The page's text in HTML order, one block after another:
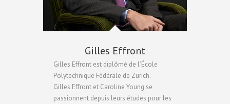
Gilles Effront
Gilles Effront est diplômé de l’École
Polytechnique Fédérale de Zurich.
Gilles Effront et Caroline Young se
passionnent depuis leurs études pour les